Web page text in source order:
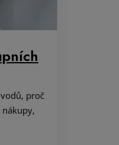
proč